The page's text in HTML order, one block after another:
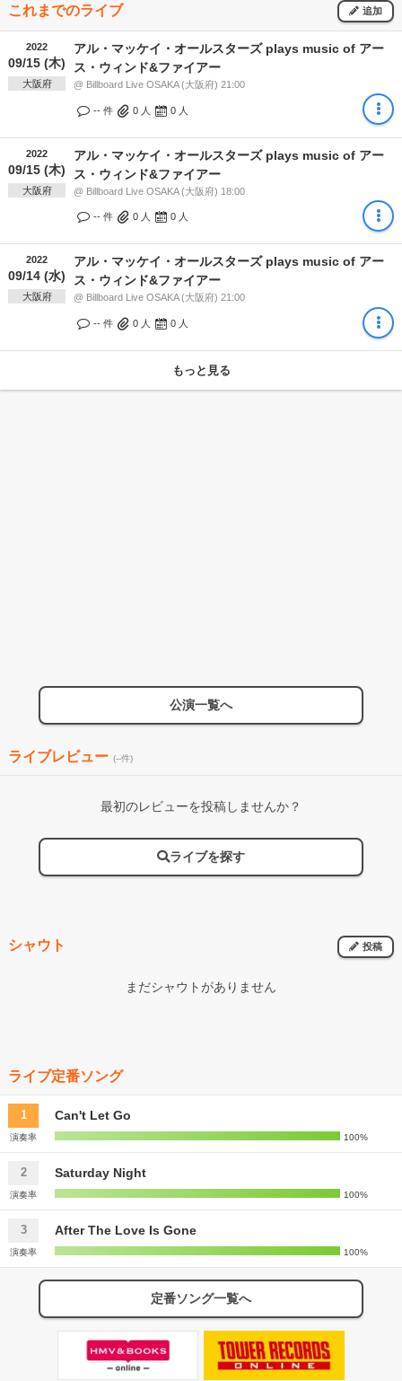
これまでのライブ 追加
2022
09/15 (木)
大阪府
アル・マッケイ・オールスターズ plays music of アー
ス・ウィンド&ファイアー
@ Billboard Live OSAKA (大阪府) 21:00
-- 件 0 人 0 人
2022
09/15 (木)
大阪府
アル・マッケイ・オールスターズ plays music of アー
ス・ウィンド&ファイアー
@ Billboard Live OSAKA (大阪府) 18:00
-- 件 0 人 0 人
2022
09/14 (水)
大阪府
アル・マッケイ・オールスターズ plays music of アー
ス・ウィンド&ファイアー
@ Billboard Live OSAKA (大阪府) 21:00
-- 件 0 人 0 人
もっと見る
公演一覧へ
ライブレビュー (--件)
最初のレビューを投稿しませんか？
ライブを探す
シャウト 投稿
まだシャウトがありません
ライブ定番ソング
1 Can't Let Go
演奏率 100%
2 Saturday Night
演奏率 100%
3 After The Love Is Gone
演奏率 100%
定番ソング一覧へ